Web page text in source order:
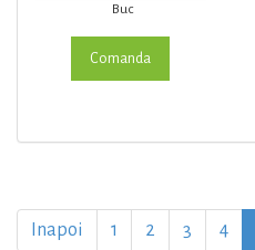
Buc
Inapoi 1 2 3 4